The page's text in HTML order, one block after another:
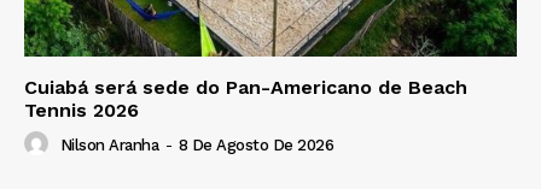
Cuiabá será sede do Pan-Americano de Beach
Tennis 2026
Nilson Aranha - 8 De Agosto De 2026